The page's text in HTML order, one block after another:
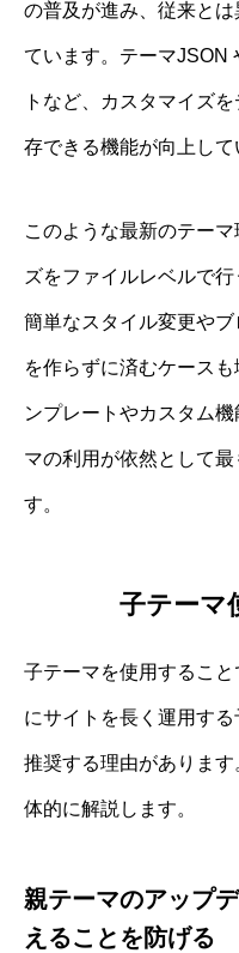
の普及が進み、従来と
ています。テーマJSON
トなど、カスタマイズ
存できる機能が向上して
このような最新のテー
ズをファイルレベルで
簡単なスタイル変更や
を作らずに済むケース
ンプレートやカスタム
マの利用が依然として
す。
子テーマ
子テーマを使用するこ
にサイトを長く運用す
推奨する理由がありま
体的に解説します。
親テーマのアップ
えることを防げる